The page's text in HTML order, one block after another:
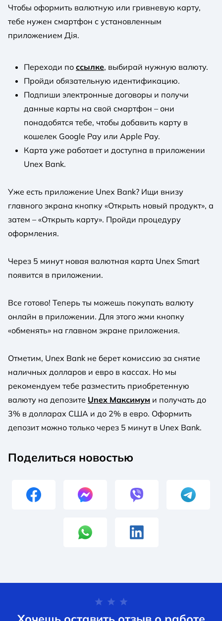
Чтобы оформить валютную или гривневую карту,
тебе нужен смартфон с установленным
приложением Дія.
Переходи по ссылке, выбирай нужную валюту.
Пройди обязательную идентификацию.
Подпиши электронные договоры и получи
данные карты на свой смартфон – они
понадобятся тебе, чтобы добавить карту в
кошелек Google Pay или Apple Pay.
Карта уже работает и доступна в приложении
Unex Bank.
Уже есть приложение Unex Bank? Ищи внизу
главного экрана кнопку «Открыть новый продукт», а
затем – «Открыть карту». Пройди процедуру
оформления.
Через 5 минут новая валютная карта Unex Smart
появится в приложении.
Все готово! Теперь ты можешь покупать валюту
онлайн в приложении. Для этого жми кнопку
«обменять» на главном экране приложения.
Отметим, Unex Bank не берет комиссию за снятие
наличных долларов и евро в кассах. Но мы
рекомендуем тебе разместить приобретенную
валюту на депозите Unex Максимум и получать до
3% в долларах США и до 2% в евро. Оформить
депозит можно только через 5 минут в Unex Bank.
Поделиться новостью